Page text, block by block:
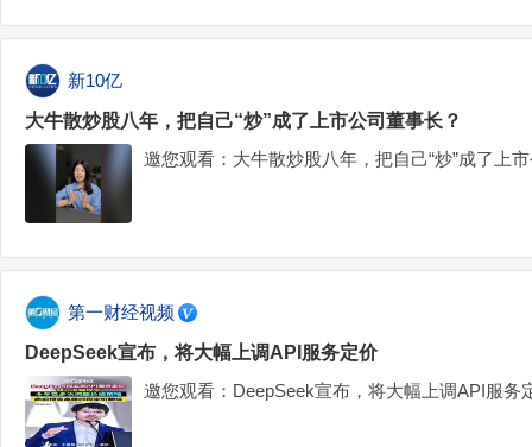
新10亿
大牛散炒股八年，把自己“炒”成了上市公司董事长？
邀您观看：大牛散炒股八年，把自己“炒”成了上
第一财经视频
DeepSeek宣布，将大幅上调API服务定价
邀您观看：DeepSeek宣布，将大幅上调API服务